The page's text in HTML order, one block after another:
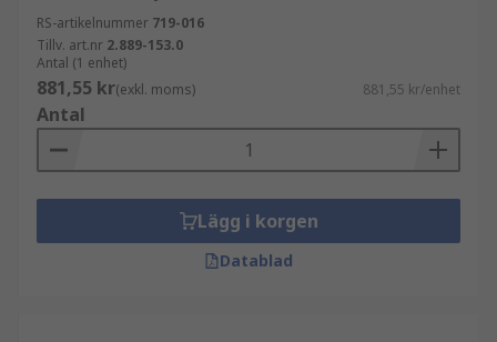
RS-artikelnummer 719-016
Tillv. art.nr 2.889-153.0
Antal (1 enhet)
881,55 kr(exkl. moms) 881,55 kr/enhet
Antal
Lägg i korgen
Datablad